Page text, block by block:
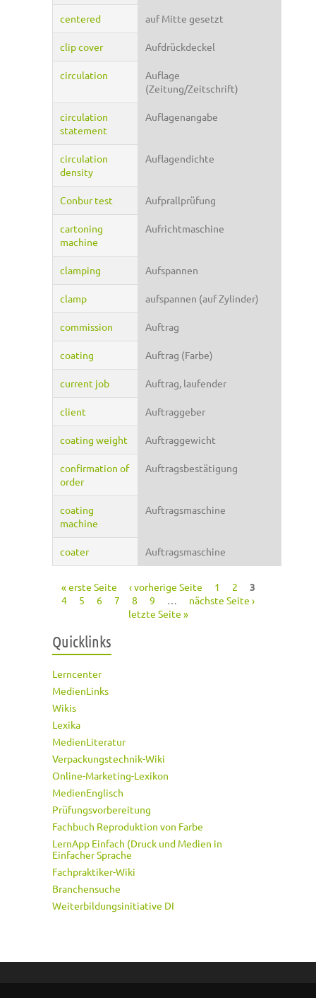
centered auf Mitte gesetzt
clip cover Aufdrückdeckel
circulation
Auflage
(Zeitung/Zeitschrift)
circulation
statement
Auflagenangabe
circulation
density
Auflagendichte
Conbur test Aufprallprüfung
cartoning
machine
Aufrichtmaschine
clamping Aufspannen
clamp aufspannen (auf Zylinder)
commission Auftrag
coating Auftrag (Farbe)
current job Auftrag, laufender
client Auftraggeber
coating weight Auftraggewicht
confirmation of
order
Auftragsbestätigung
coating
machine
Auftragsmaschine
coater Auftragsmaschine
Seiten
« erste Seite ‹ vorherige Seite 1 2
3
4
5 6 7 8 9 …
nächste Seite ›
letzte Seite »
Quicklinks
Lerncenter
MedienLinks
Wikis
Lexika
MedienLiteratur
Verpackungstechnik-Wiki
Online-Marketing-Lexikon
MedienEnglisch
Prüfungsvorbereitung
Fachbuch Reproduktion von Farbe
LernApp Einfach (Druck und Medien in
Einfacher Sprache
Fachpraktiker-Wiki
Branchensuche
Weiterbildungsinitiative DI